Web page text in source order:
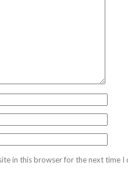
in this browser for the next time I